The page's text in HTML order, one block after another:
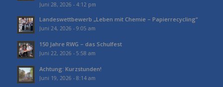
Juni 28, 2026 - 4:12 pm
Landeswettbewerb „Leben mit Chemie – Papierrecycling“
Juni 24, 2026 - 9:05 am
150 Jahre RWG – das Schulfest
Juni 22, 2026 - 5:58 am
Achtung: Kurzstunden!
Juni 19, 2026 - 8:14 am